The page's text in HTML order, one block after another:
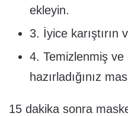
ekleyin.
3. İyice karıştırın
4. Temizlenmiş ve
hazırladığınız
15 dakika sonra